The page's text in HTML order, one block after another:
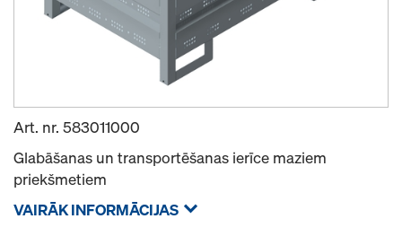
Art. nr. 583011000
Glabāšanas un transportēšanas ierīce maziem
priekšmetiem
VAIRĀK INFORMĀCIJAS